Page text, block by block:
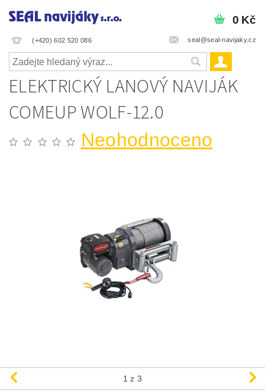
(+420) 602 520 086 seal@seal-navijaky.cz
0 Kč
ELEKTRICKÝ LANOVÝ NAVIJÁK
COMEUP WOLF-12.0
Neohodnoceno
1 z 3